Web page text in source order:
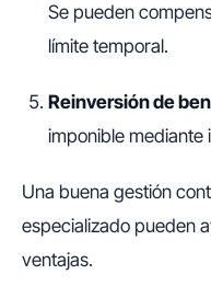
Se pueden
límite temporal.
Reinversión de
imponible mediante
Una buena gestión
especializado pueden
ventajas.